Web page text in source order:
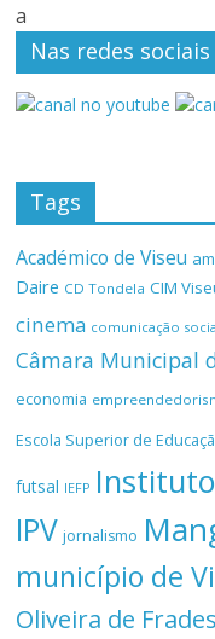
a
Nas redes sociais
Tags
Académico de Viseu
Daire CD Tondela CIM
cinema comunicação
Câmara Municipal
economia
Escola Superior de
futsal IEFP
IPV jornalismo
município de
Oliveira de Frades